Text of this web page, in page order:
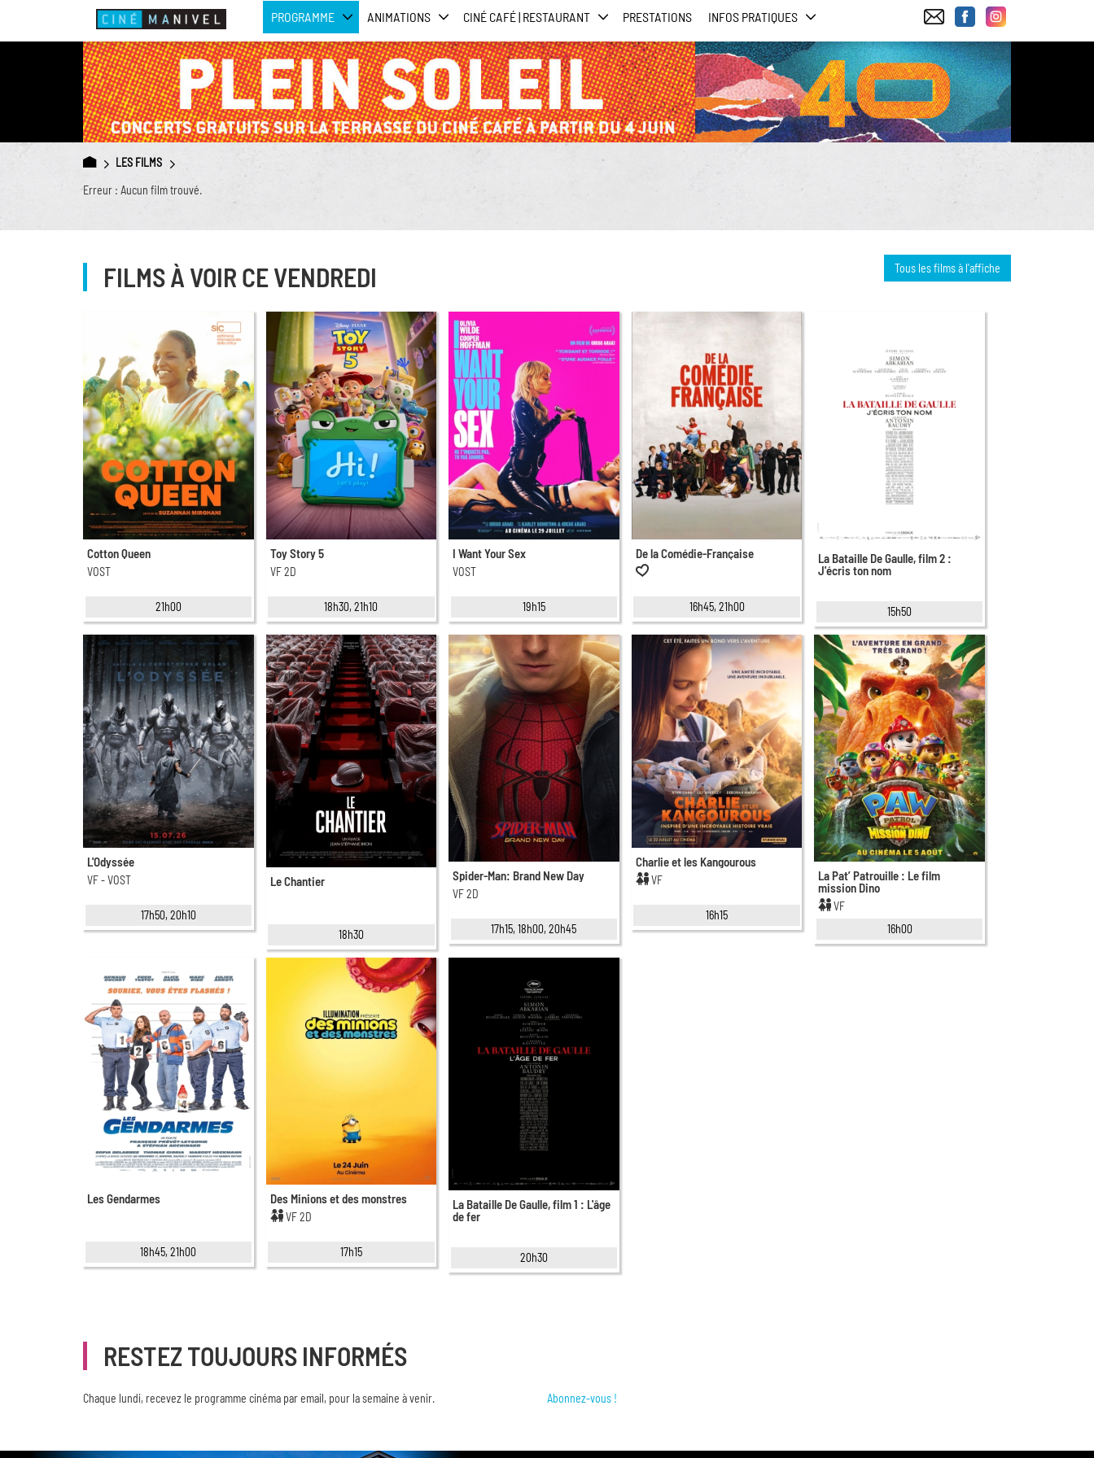
PROGRAMME ANIMATIONS CINÉ CAFÉ | RESTAURANT PRESTATIONS INFOS PRATIQUES
LES FILMS
Erreur : Aucun film trouvé.
Tous les films à l'affiche
FILMS À VOIR CE VENDREDI
Cotton Queen
VOST
21h00
Toy Story 5
VF 2D
18h30, 21h10
I Want Your Sex
VOST
19h15
De la Comédie-Française
16h45, 21h00
La Bataille De Gaulle, film 2 :
J'écris ton nom
15h50
L'Odyssée
VF - VOST
17h50, 20h10
Le Chantier
18h30
Spider-Man: Brand New Day
VF 2D
17h15, 18h00, 20h45
Charlie et les Kangourous
VF
16h15
La Pat’ Patrouille : Le film
mission Dino
VF
16h00
Les Gendarmes
18h45, 21h00
Des Minions et des monstres
VF 2D
17h15
La Bataille De Gaulle, film 1 : L'âge
de fer
20h30
RESTEZ TOUJOURS INFORMÉS
Chaque lundi, recevez le programme cinéma par email, pour la semaine à venir. Abonnez-vous !